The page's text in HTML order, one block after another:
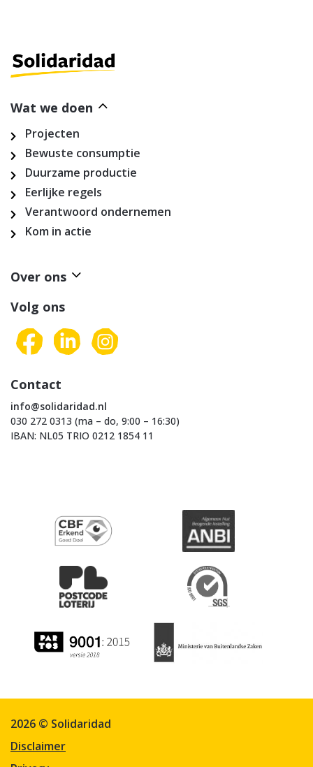
Wat we doen
Projecten
Bewuste consumptie
Duurzame productie
Eerlijke regels
Verantwoord ondernemen
Kom in actie
Over ons
Volg ons
Contact
info@solidaridad.nl
030 272 0313 (ma – do, 9:00 – 16:30)
IBAN: NL05 TRIO 0212 1854 11
2026 © Solidaridad
Disclaimer